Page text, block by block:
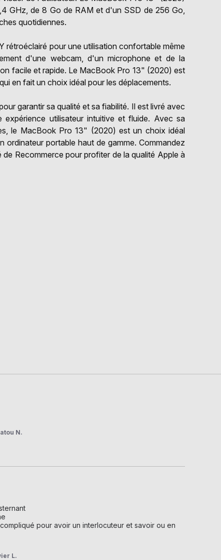
GHz, de 8 Go de RAM et d'un SSD de 256 Go,
quotidiennes.
pour une utilisation confortable même
d'une webcam, d'un microphone et de la
facile et rapide. Le MacBook Pro 13" (2020) est
en fait un choix idéal pour les déplacements.
garantir sa qualité et sa fiabilité. Il est livré avec
utilisateur intuitive et fluide. Avec sa
le MacBook Pro 13" (2020) est un choix idéal
portable haut de gamme. Commandez
Recommerce pour profiter de la qualité Apple à
N.
pour avoir un interlocuteur et savoir ou en
L.